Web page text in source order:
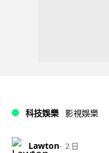
科技娛樂 影視娛樂
Lawton 2 日